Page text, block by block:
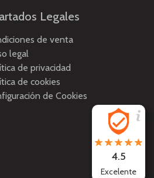
Legales
de venta
legal
de privacidad
de cookies
de Cookies
4.5
Excelente